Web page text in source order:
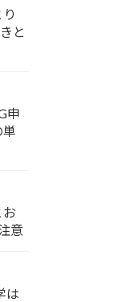
と
申
お
意
は